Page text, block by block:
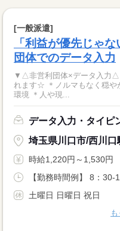
[一般派遣]
「利益が優先じゃ
団体でのデータ入力
▼△非営利団体×データ入力△▼ 民間企業とは違うやりがいを感
れます☆ ＊ノルマもなく穏や
環境 ＊人や現...
データ入力・タイピ
埼玉県川口市/西川口
時給1,220円～1,530円
【勤務時間例】 8：
土曜日 日曜日 祝日